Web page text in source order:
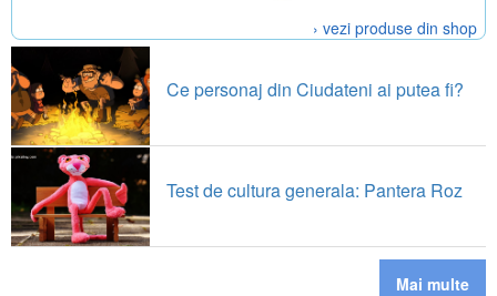
› vezi produse din shop
Ce personaj din Ciudateni ai putea fi?
Test de cultura generala: Pantera Roz
Mai multe